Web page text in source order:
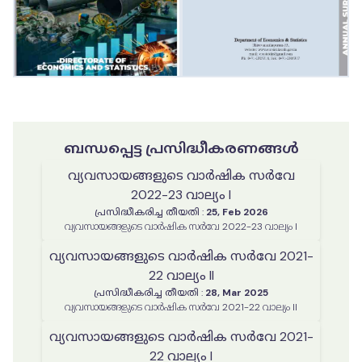
ബന്ധപ്പെട്ട പ്രസിദ്ധീകരണങ്ങൾ
വ്യവസായങ്ങളുടെ വാർഷിക സർവേ
2022-23 വാല്യം I
പ്രസിദ്ധീകരിച്ച തീയതി : 25, Feb 2026
വ്യവസായങ്ങളുടെ വാർഷിക സർവേ 2022-23 വാല്യം I
വ്യവസായങ്ങളുടെ വാർഷിക സർവേ 2021-
22 വാല്യം II
പ്രസിദ്ധീകരിച്ച തീയതി : 28, Mar 2025
വ്യവസായങ്ങളുടെ വാർഷിക സർവേ 2021-22 വാല്യം II
വ്യവസായങ്ങളുടെ വാർഷിക സർവേ 2021-
22 വാല്യം I